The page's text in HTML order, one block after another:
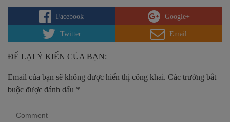
Facebook Google+
Twitter Email
ĐỂ LẠI Ý KIẾN CỦA BẠN:
Email của bạn sẽ không được hiển thị công khai. Các trường bắt
buộc được đánh dấu *